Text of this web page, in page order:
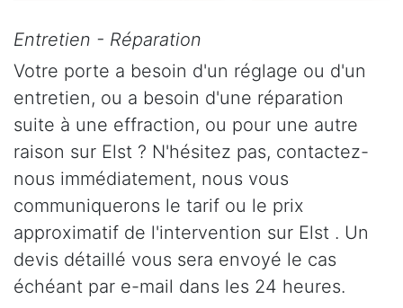
Entretien - Réparation
Votre porte a besoin d'un réglage ou d'un
entretien, ou a besoin d'une réparation
suite à une effraction, ou pour une autre
raison sur Elst ? N'hésitez pas, contactez-
nous immédiatement, nous vous
communiquerons le tarif ou le prix
approximatif de l'intervention sur Elst . Un
devis détaillé vous sera envoyé le cas
échéant par e-mail dans les 24 heures.